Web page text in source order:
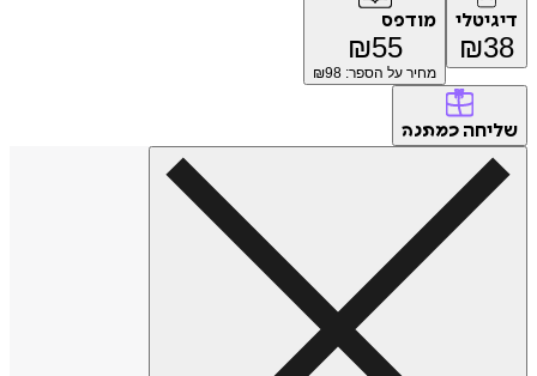
דיגיטלי
₪38
מודפס
₪55
מחיר על הספר: ₪ 98
שליחה כמתנה